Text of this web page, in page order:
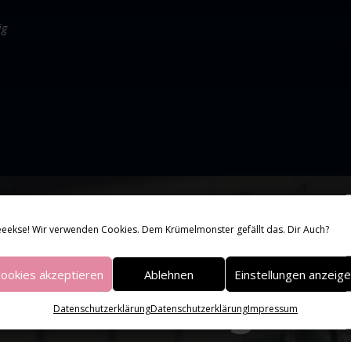
Wir verwenden Cookies. Dem Krümelmonster gefällt das. Dir Auch?
akzeptieren Ablehnen Einstellungen
DatenschutzerklärungDatenschutzerklärungImpressum
bis zum